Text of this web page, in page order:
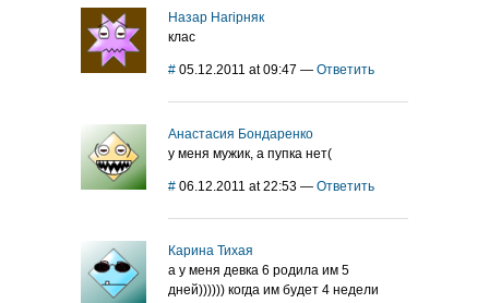
Назар Нагірняк
клас
# 05.12.2011 at 09:47 — Ответить
Анастасия Бондаренко
у меня мужик, а пупка нет(
# 06.12.2011 at 22:53 — Ответить
Карина Тихая
а у меня девка 6 родила им 5
дней)))))) когда им будет 4 недели